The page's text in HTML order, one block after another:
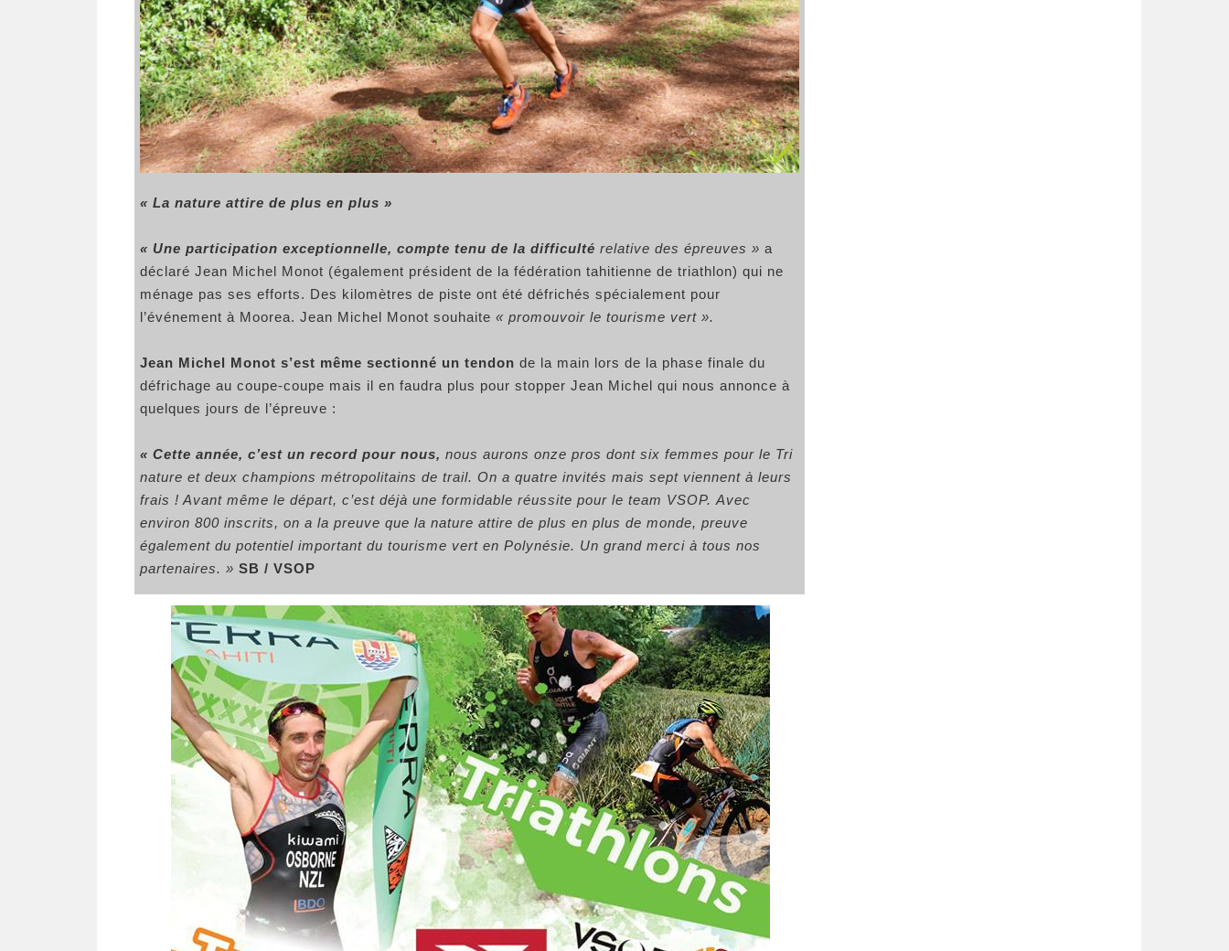
« La nature attire de plus en plus »
« Une participation exceptionnelle, compte tenu de la difficulté relative des épreuves » a
déclaré Jean Michel Monot (également président de la fédération tahitienne de triathlon) qui ne
ménage pas ses efforts. Des kilomètres de piste ont été défrichés spécialement pour
l’événement à Moorea. Jean Michel Monot souhaite « promouvoir le tourisme vert ».
Jean Michel Monot s’est même sectionné un tendon de la main lors de la phase finale du
défrichage au coupe-coupe mais il en faudra plus pour stopper Jean Michel qui nous annonce à
quelques jours de l’épreuve :
« Cette année, c’est un record pour nous, nous aurons onze pros dont six femmes pour le Tri
nature et deux champions métropolitains de trail. On a quatre invités mais sept viennent à leurs
frais ! Avant même le départ, c’est déjà une formidable réussite pour le team VSOP. Avec
environ 800 inscrits, on a la preuve que la nature attire de plus en plus de monde, preuve
également du potentiel important du tourisme vert en Polynésie. Un grand merci à tous nos
partenaires. » SB / VSOP